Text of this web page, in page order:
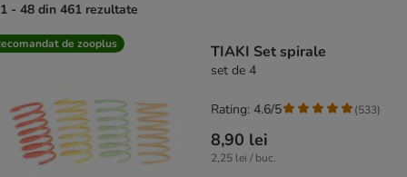
1 - 48 din 461 rezultate
product items have been changed
de zooplus TIAKI Set spirale
set de 4
8,90 lei
2,25 lei / buc.
Rating: 4.6/5 (533)